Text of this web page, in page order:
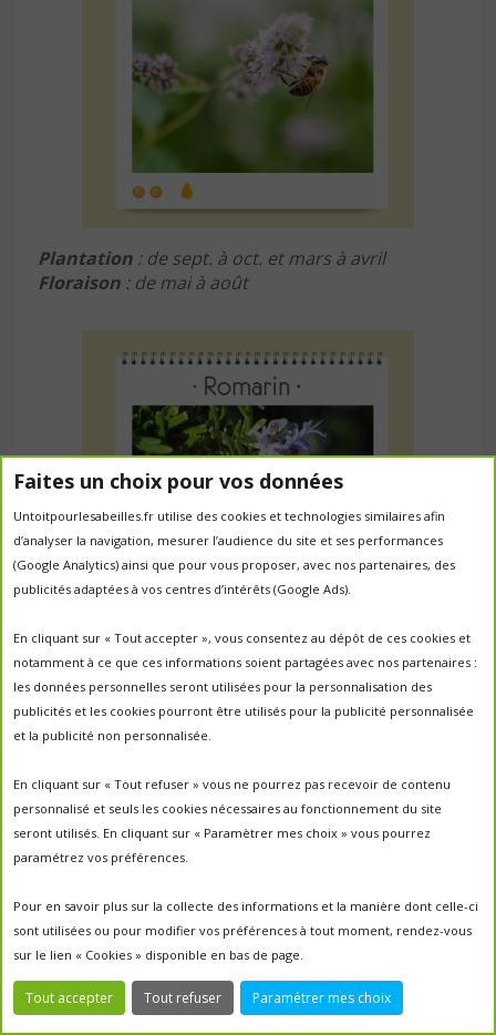
Faites un choix pour vos données
Untoitpourlesabeilles.fr utilise des cookies et technologies similaires afin
d’analyser la navigation, mesurer l’audience du site et ses performances
(Google Analytics) ainsi que pour vous proposer, avec nos partenaires, des
publicités adaptées à vos centres d’intérêts (Google Ads).
En cliquant sur « Tout accepter », vous consentez au dépôt de ces cookies et
notamment à ce que ces informations soient partagées avec nos partenaires :
les données personnelles seront utilisées pour la personnalisation des
publicités et les cookies pourront être utilisés pour la publicité personnalisée
et la publicité non personnalisée.
En cliquant sur « Tout refuser » vous ne pourrez pas recevoir de contenu
personnalisé et seuls les cookies nécessaires au fonctionnement du site
seront utilisés. En cliquant sur « Paramètrer mes choix » vous pourrez
paramétrez vos préférences.
Pour en savoir plus sur la collecte des informations et la manière dont celle-ci
sont utilisées ou pour modifier vos préférences à tout moment, rendez-vous
sur le lien « Cookies » disponible en bas de page.
Tout accepter Tout refuser Paramétrer mes choix
Plantation : de sept. à oct. et mars à avril
Floraison : de mai à août
Plantation: de sept. à oct. et mars à avril
Floraison: toute l’année